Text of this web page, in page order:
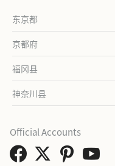
东京都
京都府
福冈县
神奈川县
Official Accounts